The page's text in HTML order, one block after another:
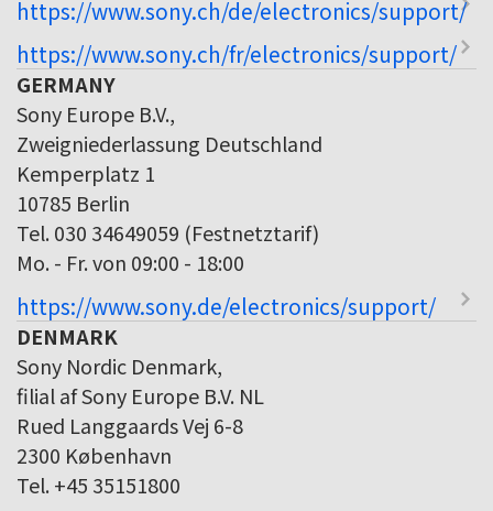
https://www.sony.ch/de/electronics/support/
https://www.sony.ch/fr/electronics/support/
GERMANY
Sony Europe B.V.,
Zweigniederlassung Deutschland
Kemperplatz 1
10785 Berlin
Tel. 030 34649059 (Festnetztarif)
Mo. - Fr. von 09:00 - 18:00
https://www.sony.de/electronics/support/
DENMARK
Sony Nordic Denmark,
filial af Sony Europe B.V. NL
Rued Langgaards Vej 6-8
2300 København
Tel. +45 35151800